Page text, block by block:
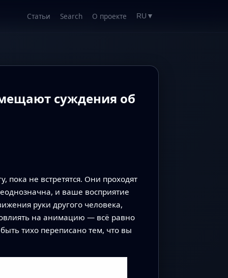
Статьи Search О проекте RU ▼
суждения об
пока не встретятся. Они проходят
и ваше восприятие
руки другого человека,
на анимацию — всё равно
тихо переписано тем, что вы